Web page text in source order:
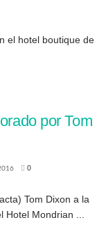
el hotel boutique de
por Tom
0
Tom Dixon a la
Hotel Mondrian ...